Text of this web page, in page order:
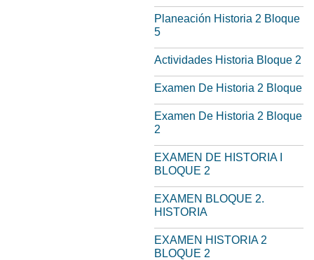
Planeación Historia 2 Bloque
5
Actividades Historia Bloque 2
Examen De Historia 2 Bloque
Examen De Historia 2 Bloque
2
EXAMEN DE HISTORIA I
BLOQUE 2
EXAMEN BLOQUE 2.
HISTORIA
EXAMEN HISTORIA 2
BLOQUE 2